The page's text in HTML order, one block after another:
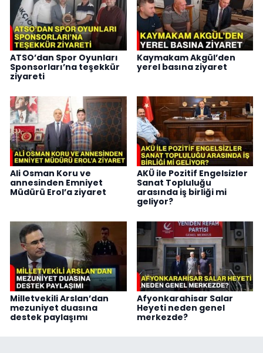
ATSO’dan Spor Oyunları
Sponsorları’na teşekkür
ziyareti
Kaymakam Akgül’den
yerel basına ziyaret
Ali Osman Koru ve
annesinden Emniyet
Müdürü Erol’a ziyaret
AKÜ ile Pozitif Engelsizler
Sanat Topluluğu
arasında iş birliği mi
geliyor?
Milletvekili Arslan’dan
mezuniyet duasına
destek paylaşımı
Afyonkarahisar Salar
Heyeti neden genel
merkezde?